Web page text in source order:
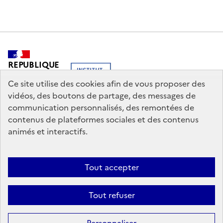
Ce site utilise des cookies afin de vous proposer des
vidéos, des boutons de partage, des messages de
communication personnalisés, des remontées de
contenus de plateformes sociales et des contenus
animés et interactifs.
Tout accepter
Tout refuser
REPUBLIQUE
FRANCAISE
legifrance.gouv.fr
info.gouv.fr
Mentions légales
Politique générale de protection
des données